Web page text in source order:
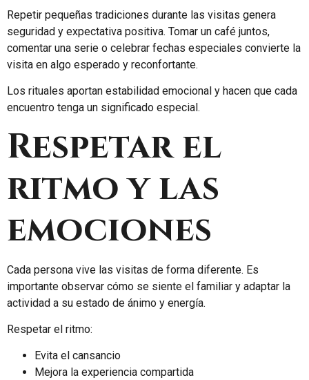
Repetir pequeñas tradiciones durante las visitas genera
seguridad y expectativa positiva. Tomar un café juntos,
comentar una serie o celebrar fechas especiales convierte la
visita en algo esperado y reconfortante.
Los rituales aportan estabilidad emocional y hacen que cada
encuentro tenga un significado especial.
Respetar el
ritmo y las
emociones
Cada persona vive las visitas de forma diferente. Es
importante observar cómo se siente el familiar y adaptar la
actividad a su estado de ánimo y energía.
Respetar el ritmo:
Evita el cansancio
Mejora la experiencia compartida